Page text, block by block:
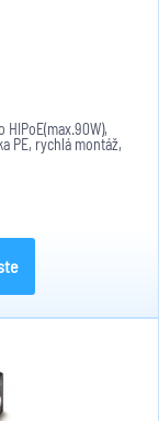
PE, rychlá montáž,